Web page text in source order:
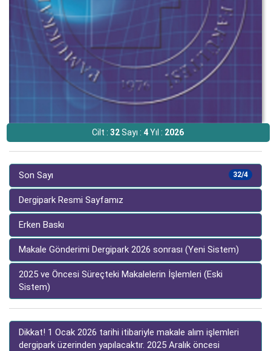
Cilt :32Sayı :4Yıl : 2026
32/4
Son Sayı
Dergipark Resmi Sayfamız
Erken Baskı
Makale Gönderimi Dergipark 2026 sonrası (Yeni Sistem)
2025 ve Öncesi Süreçteki Makalelerin İşlemleri (Eski
Sistem)
Dikkat! 1 Ocak 2026 tarihi itibariyle makale alım işlemleri
dergipark üzerinden yapılacaktır. 2025 Aralık öncesi